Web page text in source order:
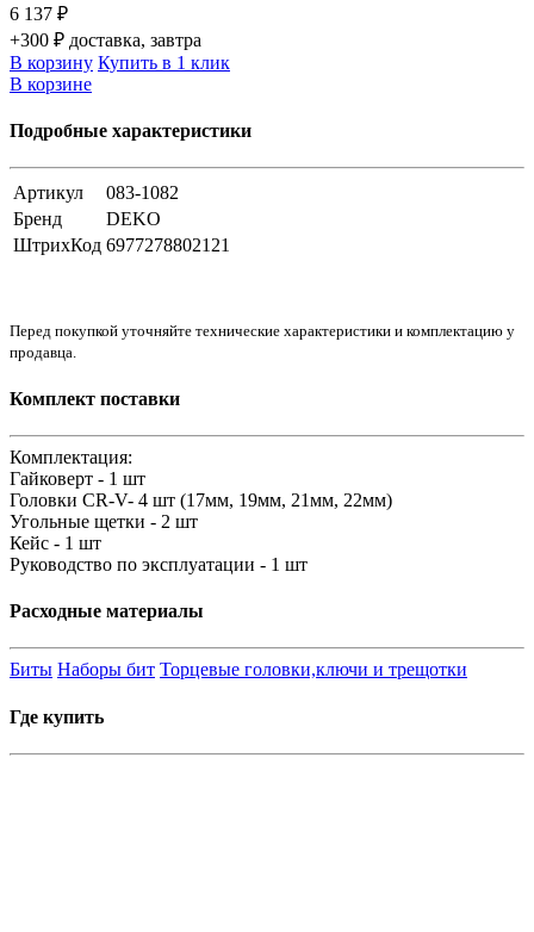
6 137 ₽
+300 ₽ доставка, завтра
В корзину Купить в 1 клик
В корзине
Подробные характеристики
Артикул
083-1082
Бренд
DEKO
ШтрихКод 6977278802121
Перед покупкой уточняйте технические характеристики и комплектацию у
продавца.
Комплект поставки
Комплектация:
Гайковерт - 1 шт
Головки CR-V- 4 шт (17мм, 19мм, 21мм, 22мм)
Угольные щетки - 2 шт
Кейс - 1 шт
Руководство по эксплуатации - 1 шт
Расходные материалы
Биты Наборы бит Торцевые головки,ключи и трещотки
Где купить